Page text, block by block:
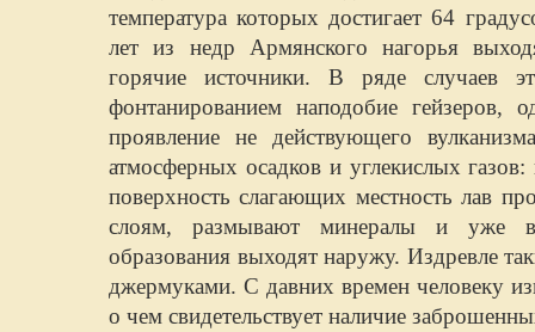
температура которых достигает 64
лет из недр Армянского нагорья
горячие источники. В ряде случаев
фонтанированием наподобие
проявление не действующего
атмосферных осадков и углекислых
поверхность слагающих местность лав
слоям, размывают минералы и уже
образования выходят наружу. Издревле
джермуками. С давних времен человеку
о чем свидетельствует наличие